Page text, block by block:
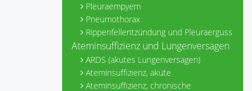
Pleuraempyem
Pneumothorax
Rippenfellentzündung und Pleuraerguss
Ateminsuffizienz und Lungenversagen
ARDS (akutes Lungenversagen)
Ateminsuffizienz, akute
Ateminsuffizienz, chronische